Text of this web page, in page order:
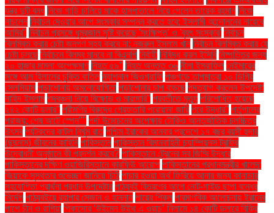
যন্ত্র দুটি বন্ধ নিজে গাড়ি চালিয়ে মাকে হাসপাতালে নিয়ে গেলেন তারেক রহমান নিজে
নাচলেন নির্বাচন দেওয়ার আগে সংস্কার সম্পন্ন করতে হবে: ইসলামী আন্দোলনের নায়েবে
আমির" নির্বাচন প্রসঙ্গে ধূম্রজাল সৃষ্টি করেছে 'সংক্ষিপ্ত' ও 'বৃহৎ সংস্কার' নির্বাচন
বিলম্বিত করার চেষ্টা জনগণ সহ্য করবে না: নজরুল ইসলাম খান নির্বাচন বিলম্বিত করার যে
চেষ্টা চলছে নির্বাচনে বিলম্ব মানবে না বিএনপি নির্বাহী নিষিদ্ধ করল ইসিবি নিষ্পত্তির জন্য
২০ হাজার মামলা অপেক্ষমাণ নিহত ৫৯" নিহত অন্তত ৩৬ নীলা ইসরাফিল নেইমারের
সঙ্গে আল হিলালের চুক্তি বাতিল ন্যাশনাল জিওগ্রাফি পঞ্চগড়ে তাপমাত্রা ১০ ডিগ্রি
সেলসিয়াস পড়াশোনায় অমনোযোগিতা পড়াশোনার চাপ বাড়ছে পদত্যাগ করলেন উপদেষ্টা
নাহিদ ইসলাম পদবঞ্চনা নিয়ে বিক্ষোভ ও মারামারি" পরবর্তীতে মৃত্যু পরিশোধিত হয়েছে
২৪২ কোটি ডলার" পরীমণির বিরুদ্ধে গ্রেফতারি পরোয়ানা জারি পরে উদ্ধার" পর্তুগালের
পরাজয়; শেষ আটে স্পেন"" পর্দা উন্মোচনের অপেক্ষায় টোকিও আন্তর্জাতিক চলচ্চিত্র
উৎসব পর্যটকদের কাটল নির্ঘুম রাত পশ্চিম ইরাকের আনবার প্রদেশে ১৭ বছর বয়সী হুদার
(ছদ্মনাম) জীবনের কাহিনি পাকিস্তান পাকিস্তান বিমানবাহিনী চ্যাম্পিয়নস ট্রফির
উদ্বোধনী অনুষ্ঠানে কী প্রদর্শন করবে? পাকিস্তানে ট্রেনের সব জিম্মি উদ্ধার
পাকিস্তানের দক্ষিণ ওয়াজিরিস্তানে কারফিউ আরোপ পাকিস্তানের প্রধানমন্ত্রীর খালেদা
জিয়াকে সুস্থতার শুভেচ্ছা জানিয়ে চিঠি পাচার হওয়া অর্থ ফিরিয়ে আনার জন্য কানাডার
সহযোগিতা প্রার্থনা প্রধান উপদেষ্টার পাঠ্যবই বিতরণের আগে নোট-গাইড ছাপা বন্ধের
নির্দেশ পাঠ্যবইয়ে র‍্যাপার সেজান ও হান্নান পায়ের শিকল পারমাণবিক আলোচনায় ইরানের
পাশে চীন ও রাশিয়া পিকাসোর ‘উইমেন উইথ এ ওয়াচ’ নিলামে ১৪ কোটি ডলারে বিক্রি